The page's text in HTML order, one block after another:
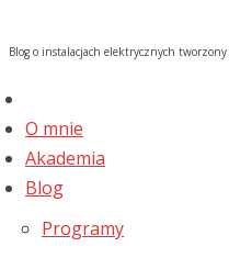
Blog o instalacjach elektrycznych
O mnie
Akademia
Blog
Programy